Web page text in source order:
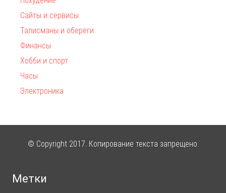
Сайты и сервисы
Талисманы и обереги
Финансы
Хобби и спорт
Часы
Электроника
© Copyright 2017. Копирование текста запрещено.
Метки